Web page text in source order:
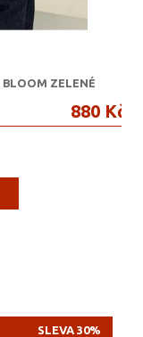
BLOOM ZELENÉ
880 Kč
SLEVA 30%